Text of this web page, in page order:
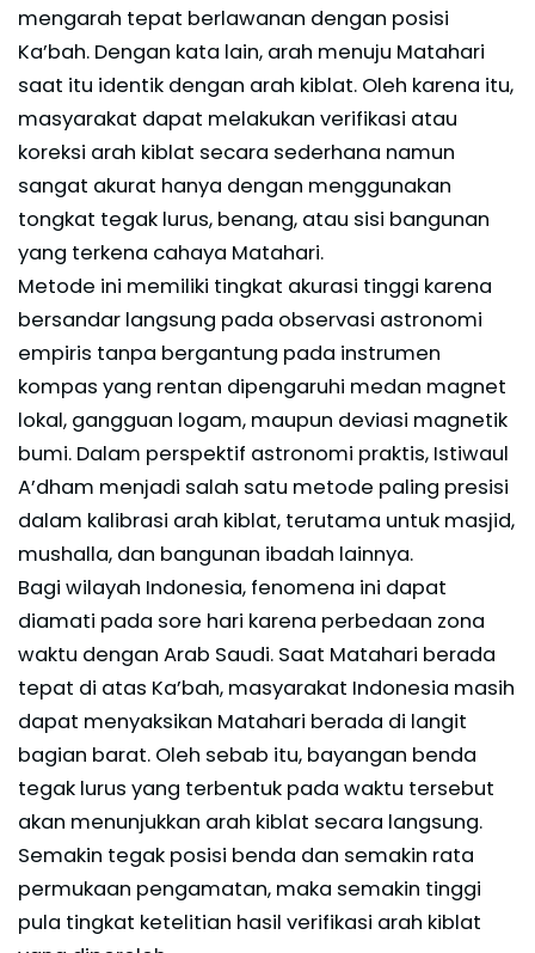
mengarah tepat berlawanan dengan posisi
Ka’bah. Dengan kata lain, arah menuju Matahari
saat itu identik dengan arah kiblat. Oleh karena itu,
masyarakat dapat melakukan verifikasi atau
koreksi arah kiblat secara sederhana namun
sangat akurat hanya dengan menggunakan
tongkat tegak lurus, benang, atau sisi bangunan
yang terkena cahaya Matahari.
Metode ini memiliki tingkat akurasi tinggi karena
bersandar langsung pada observasi astronomi
empiris tanpa bergantung pada instrumen
kompas yang rentan dipengaruhi medan magnet
lokal, gangguan logam, maupun deviasi magnetik
bumi. Dalam perspektif astronomi praktis, Istiwaul
A’dham menjadi salah satu metode paling presisi
dalam kalibrasi arah kiblat, terutama untuk masjid,
mushalla, dan bangunan ibadah lainnya.
Bagi wilayah Indonesia, fenomena ini dapat
diamati pada sore hari karena perbedaan zona
waktu dengan Arab Saudi. Saat Matahari berada
tepat di atas Ka’bah, masyarakat Indonesia masih
dapat menyaksikan Matahari berada di langit
bagian barat. Oleh sebab itu, bayangan benda
tegak lurus yang terbentuk pada waktu tersebut
akan menunjukkan arah kiblat secara langsung.
Semakin tegak posisi benda dan semakin rata
permukaan pengamatan, maka semakin tinggi
pula tingkat ketelitian hasil verifikasi arah kiblat